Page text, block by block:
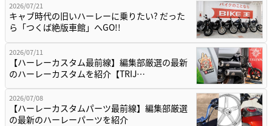
2026/07/21
キャブ時代の旧いハーレーに乗りたい? だった
ら「つくば絶版車館」へGO!!
2026/07/11
【ハーレーカスタム最前線】編集部厳選の最新
のハーレーカスタムを紹介【TRIJ…
2026/07/08
【ハーレーカスタムパーツ最前線】編集部厳選
の最新のハーレーパーツを紹介